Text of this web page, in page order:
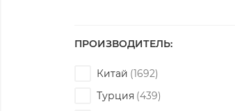
ПРОИЗВОДИТЕЛЬ:
Китай
Турция